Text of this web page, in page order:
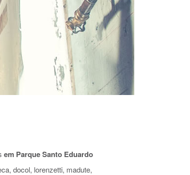
em Parque Santo Eduardo
docol, lorenzetti, madute,